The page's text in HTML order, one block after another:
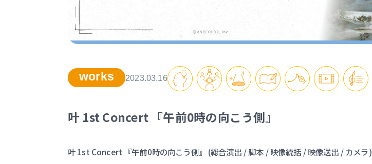
works 2023.03.16
叶 1st Concert 『午前0時の向こう側』
叶 1st Concert 『午前0時の向こう側』 (総合演出 / 脚本 / 映像統括 / 映像送出 / カメラ)